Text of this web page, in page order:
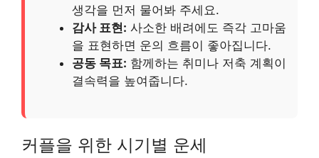
생각을 먼저 물어봐 주세요.
감사 표현: 사소한 배려에도 즉각 고마움
을 표현하면 운의 흐름이 좋아집니다.
공동 목표: 함께하는 취미나 저축 계획이
결속력을 높여줍니다.
커플을 위한 시기별 운세